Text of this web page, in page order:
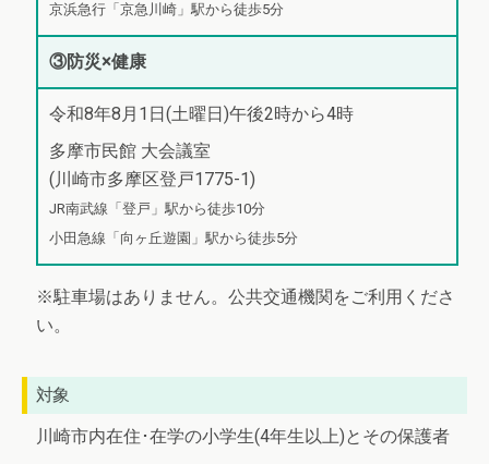
京浜急行「京急川崎」駅から徒歩5分
③防災×健康
令和8年8月1日(土曜日)午後2時から4時
多摩市民館 大会議室
(川崎市多摩区登戸1775-1)
JR南武線「登戸」駅から徒歩10分
小田急線「向ヶ丘遊園」駅から徒歩5分
※駐車場はありません。公共交通機関をご利用くださ
い。
対象
川崎市内在住･在学の小学生(4年生以上)とその保護者